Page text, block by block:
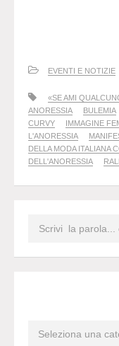
EVENTI E NOTIZIE
«SE AMI
ANORESSIA
BULEMIA
CURVY
IMMAGINE
L'ANORESSIA
DELLA MODA ITALIANA
DELL'ANORESSIA